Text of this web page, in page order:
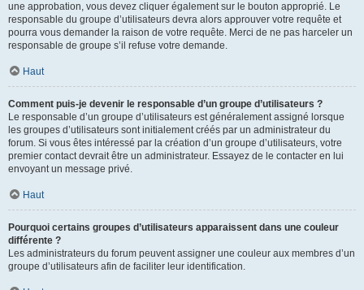
une approbation, vous devez cliquer également sur le bouton approprié. Le
responsable du groupe d’utilisateurs devra alors approuver votre requête et
pourra vous demander la raison de votre requête. Merci de ne pas harceler un
responsable de groupe s’il refuse votre demande.
Haut
Comment puis-je devenir le responsable d’un groupe d’utilisateurs ?
Le responsable d’un groupe d’utilisateurs est généralement assigné lorsque
les groupes d’utilisateurs sont initialement créés par un administrateur du
forum. Si vous êtes intéressé par la création d’un groupe d’utilisateurs, votre
premier contact devrait être un administrateur. Essayez de le contacter en lui
envoyant un message privé.
Haut
Pourquoi certains groupes d’utilisateurs apparaissent dans une couleur
différente ?
Les administrateurs du forum peuvent assigner une couleur aux membres d’un
groupe d’utilisateurs afin de faciliter leur identification.